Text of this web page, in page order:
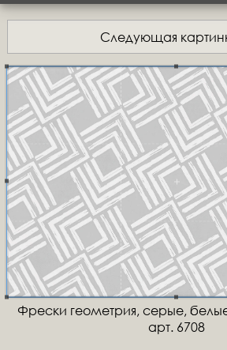
Следующая
Фрески геометрия, серые,
арт. 6708